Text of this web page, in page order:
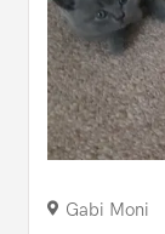
Gabi Moni